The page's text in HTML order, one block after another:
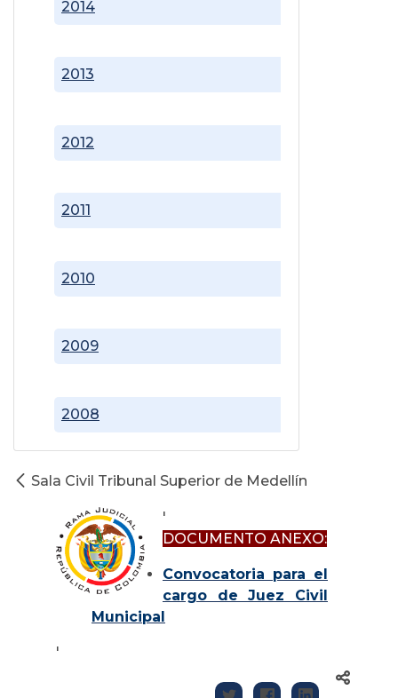
2008
2009
2010
2011
2012
2013
2014
Sala Civil Tribunal Superior de Medellín
'
DOCUMENTO ANEXO:
Convocatoria para el
cargo de Juez Civil
Municipal
'